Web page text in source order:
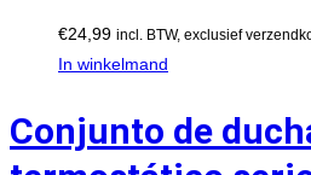
€24,99 incl. BTW, exclusief
In winkelmand
Conjunto de